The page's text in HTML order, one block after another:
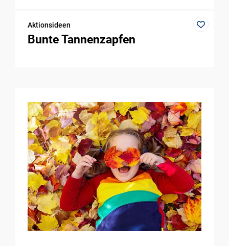
Aktionsideen
Bunte Tannenzapfen